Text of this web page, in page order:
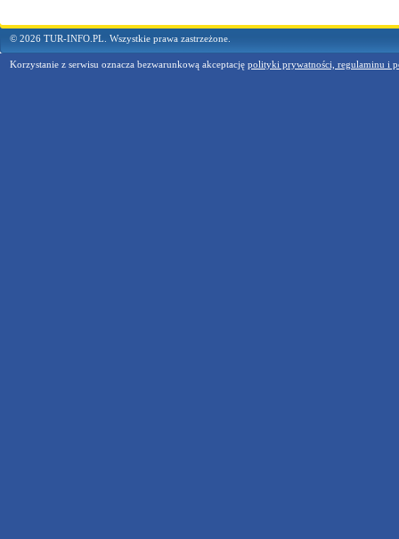
© 2026 TUR-INFO.PL. Wszystkie prawa zastrzeżone.
Korzystanie z serwisu oznacza bezwarunkową akceptację polityki prywatności, regulaminu i